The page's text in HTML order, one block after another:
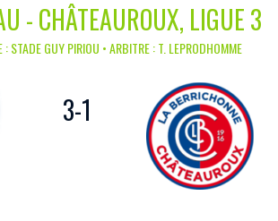
- CHÂTEAUROUX, LIGUE 3
: STADE GUY PIRIOU • ARBITRE : T. LEPRODHOMME
3-1